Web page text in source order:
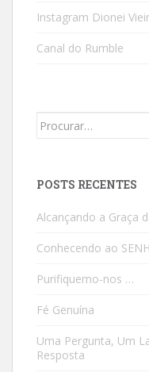
Instagram Dionei
Canal do Rumble
Search
POSTS RECENTES
Alcançando a Graça
Conhecendo ao
Purifiquemo-nos …
Fé Genuína
Uma Pergunta, Um
Resposta